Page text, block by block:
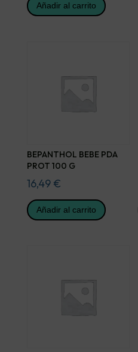
Añadir al carrito
BEPANTHOL BEBE PDA
PROT 100 G
16,49 €
Añadir al carrito